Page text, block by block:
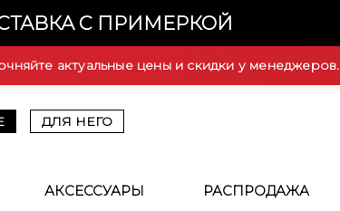
С ПРИМЕРКОЙ
актуальные цены и скидки у менеджеров.
ДЛЯ НЕГО
АКСЕССУАРЫ РАСПРОДАЖА